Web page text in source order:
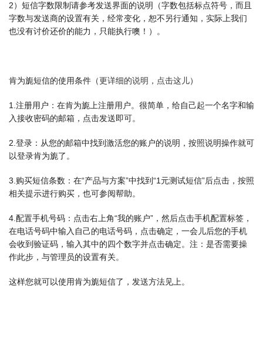
2）短信字数限制请参考发送界面的说明（字数包括标点符号，而且
字数与发送商的设置有关，经常变化，恕不另行通知，实际上我们
也没有讨价还价的能力，只能执行噢！）。
肯为旎短信的使用条件（更详细的说明，点击这儿）
1.注册用户：在肯为旎上注册用户。很简单，给自己起一个名字和输
入接收密码的邮箱，点击发送即可。
2.登录：从您的邮箱中找到激活您的账户的说明，按照说明操作就可
以登录肯为旎了。
3.购买短信条数：在“产品与方案”中找到“1元测试短信”后点击，按照
相关提示进行购买，也可参阅帮助。
4.配置手机号码：点击右上角“我的账户”，然后点击手机配置标签，
在电话号码中输入自己的电话号码，点击确定，一会儿后您的手机
会收到验证码，输入其中的四个数字并点击确定。注：是否需要操
作此步，与管理员的设置有关。
这样您就可以使用肯为旎短信了，发送方法见上。